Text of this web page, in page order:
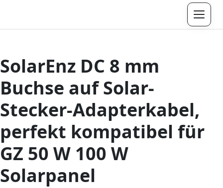
Menü
SolarEnz DC 8 mm
Buchse auf Solar-
Stecker-Adapterkabel,
perfekt kompatibel für
GZ 50 W 100 W
Solarpanel